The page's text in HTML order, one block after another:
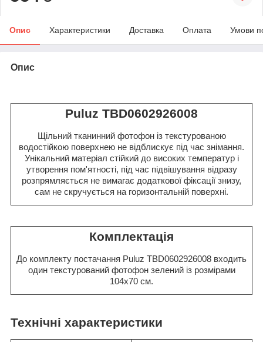
Опис Характеристики Доставка Оплата Умови
Опис
Puluz TBD0602926008
Щільний тканинний фотофон із текстурованою
водостійкою поверхнею не відблискує під час знімання.
Унікальний матеріал стійкий до високих температур і
утворення пом'ятності, під час підвішування відразу
розпрямляється не вимагає додаткової фіксації знизу,
сам не скручується на горизонтальній поверхні.
Комплектація
До комплекту постачання Puluz TBD0602926008 входить
один текстурований фотофон зелений із розмірами
104x70 см.
Технічні характеристики